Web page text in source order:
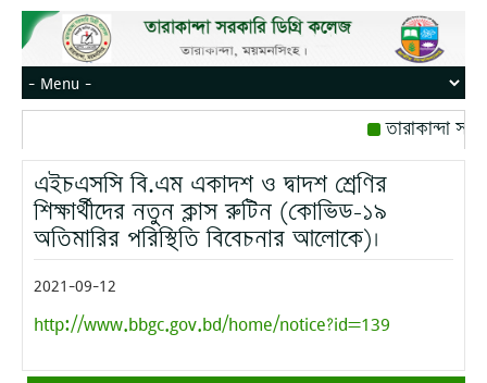
তারাকান্দা
রোজ বৃহস্পতিবার।
মোবাইল নম্বর:
এইচএসসি বি.এম একাদশ ও দ্বাদশ শ্রেণির
শিক্ষার্থীদের নতুন ক্লাস রুটিন (কোভিড-১৯
অতিমারির পরিস্থিতি বিবেচনার আলোকে)।
2021-09-12
http://www.bbgc.gov.bd/home/notice?id=139